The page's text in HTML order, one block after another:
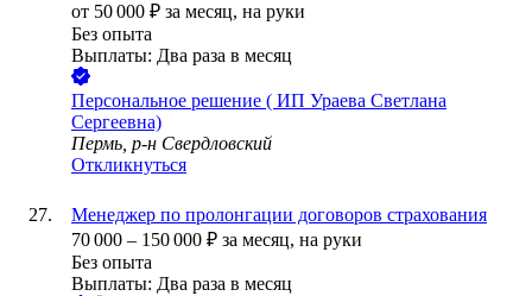
от 50 000 ₽ за месяц, на руки
Без опыта
Выплаты: Два раза в месяц
Персональное решение ( ИП Ураева Светлана
Сергеевна)
Пермь, р-н Свердловский
Откликнуться
Менеджер по пролонгации договоров страхования
70 000 – 150 000 ₽ за месяц, на руки
Без опыта
Выплаты: Два раза в месяц